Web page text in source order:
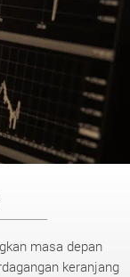
masa depan
keranjang